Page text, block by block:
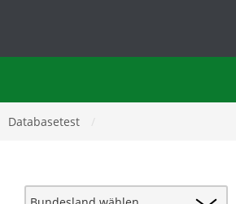
Databasetest